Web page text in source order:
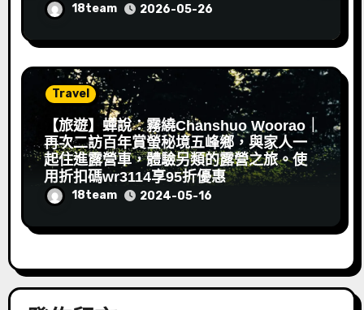
18team 2026-05-26
Travel
【旅遊】蟬說：霧繞Chanshuo Woorao｜
再次二訪百年賞螢秘境五峰鄉，與家人一
起住進露營車，體驗另類的露營之旅。使
用折扣碼wr3114享95折優惠
18team 2024-05-16